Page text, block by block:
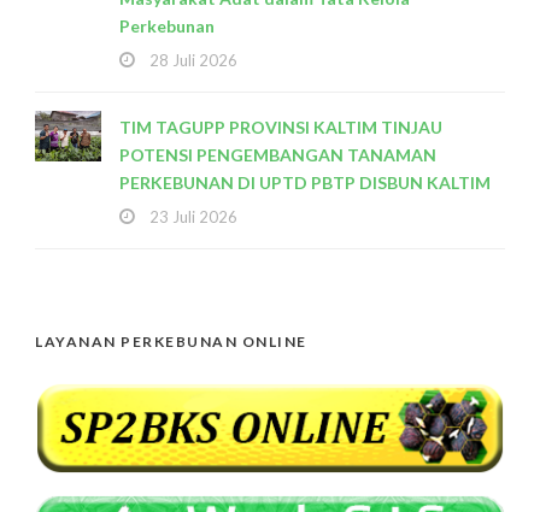
Perkebunan
28 Juli 2026
TIM TAGUPP PROVINSI KALTIM TINJAU
POTENSI PENGEMBANGAN TANAMAN
PERKEBUNAN DI UPTD PBTP DISBUN KALTIM
23 Juli 2026
LAYANAN PERKEBUNAN ONLINE